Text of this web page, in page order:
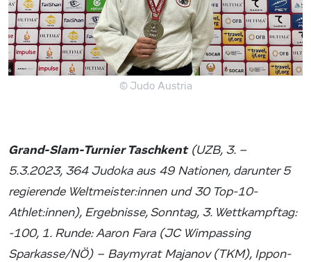
© Judo Austria
Grand-Slam-Turnier Taschkent (UZB, 3. –
5.3.2023, 364 Judoka aus 49 Nationen, darunter 5
regierende Weltmeister:innen und 30 Top-10-
Athlet:innen), Ergebnisse, Sonntag, 3. Wettkampftag:
-100, 1. Runde: Aaron Fara (JC Wimpassing
Sparkasse/NÖ) – Baymyrat Majanov (TKM), Ippon-